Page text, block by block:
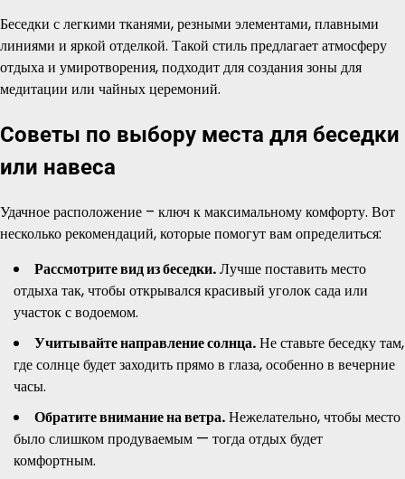
Беседки с легкими тканями, резными элементами, плавными
линиями и яркой отделкой. Такой стиль предлагает атмосферу
отдыха и умиротворения, подходит для создания зоны для
медитации или чайных церемоний.
Советы по выбору места для беседки
или навеса
Удачное расположение – ключ к максимальному комфорту. Вот
несколько рекомендаций, которые помогут вам определиться:
Рассмотрите вид из беседки.Лучше поставить место
отдыха так, чтобы открывался красивый уголок сада или
участок с водоемом.
Учитывайте направление солнца.Не ставьте беседку там,
где солнце будет заходить прямо в глаза, особенно в вечерние
часы.
Обратите внимание на ветра.Нежелательно, чтобы место
было слишком продуваемым — тогда отдых будет
комфортным.